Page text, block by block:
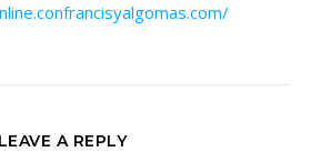
LEAVE A REPLY